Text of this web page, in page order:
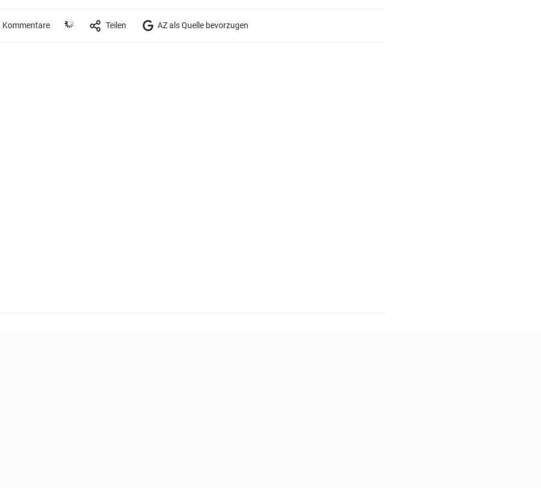
Kommentare Teilen AZ als Quelle bevorzugen